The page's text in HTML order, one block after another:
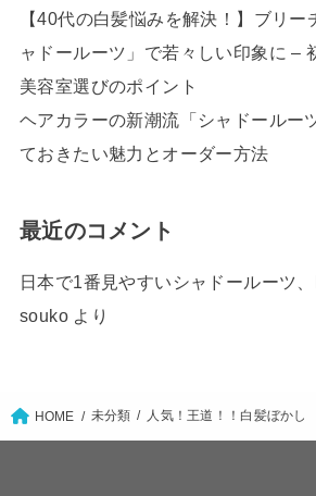
【40代の白髪悩みを解決！】ブリー
ャドールーツ」で若々しい印象に –
美容室選びのポイント
ヘアカラーの新潮流「シャドールー
ておきたい魅力とオーダー方法
最近のコメント
日本で1番見やすいシャドールーツ
soukoより
HOME 未分類 人気！王道！！白髪ぼかし